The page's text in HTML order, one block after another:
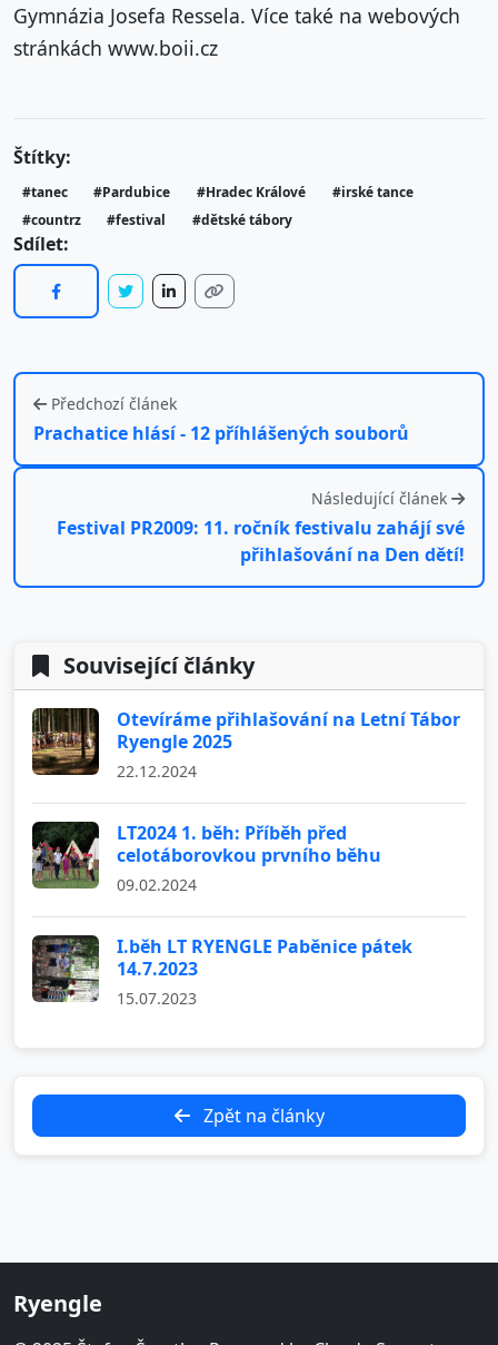
Gymnázia Josefa Ressela. Více také na webových
stránkách www.boii.cz
Štítky:
#tanec #Pardubice #Hradec Králové
#irské tance
#countrz
#festival #dětské tábory
Sdílet:
Předchozí článek
Prachatice hlásí - 12 příhlášených souborů
Následující článek
Festival PR2009: 11. ročník festivalu zahájí své
přihlašování na Den dětí!
Související články
Otevíráme přihlašování na Letní Tábor
Ryengle 2025
22.12.2024
LT2024 1. běh: Příběh před
celotáborovkou prvního běhu
09.02.2024
I.běh LT RYENGLE Paběnice pátek
14.7.2023
15.07.2023
Zpět na články
Ryengle